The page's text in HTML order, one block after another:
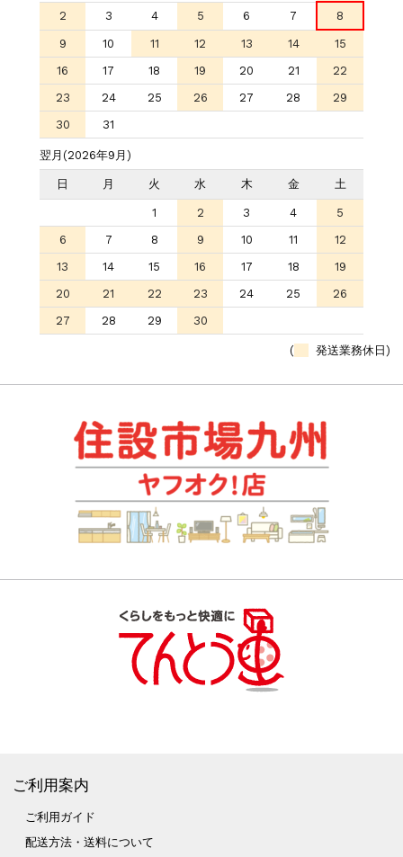
2 3 4 5 6 7 8
9 10 11 12 13 14
15
16
17 18 19 20 21
22
23
24 25 26 27 28
29
30
31
翌月(2026年9月)
日 月 火 水 木 金 土
1 2 3 4
5
6
7 8 9 10 11
12
13
14 15 16 17 18
19
20
21 22 23 24 25
26
27
28 29 30
( 発送業務休日)
ご利用案内
ご利用ガイド
配送方法・送料について